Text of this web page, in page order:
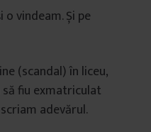
vindeam. Și pe
(scandal) în liceu,
fiu exmatriculat
adevărul.